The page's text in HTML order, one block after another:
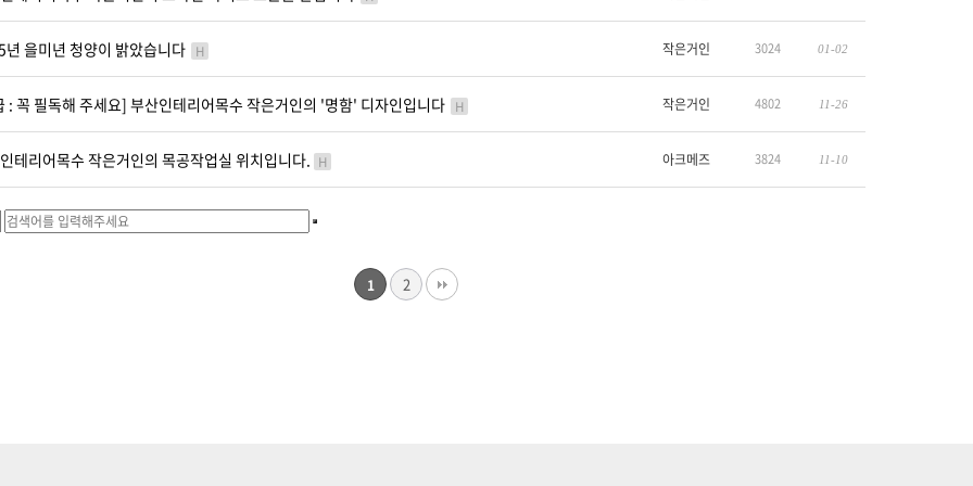
을미년 청양이 밝았습니다 H 작은거인 3024 01-02
: 꼭 필독해 주세요] 부산인테리어목수 작은거인의 '명함' 디자인입니다 H 작은거인 4802 11-26
테리어목수 작은거인의 목공작업실 위치입니다. H 아크메즈 3824 11-10
1 2